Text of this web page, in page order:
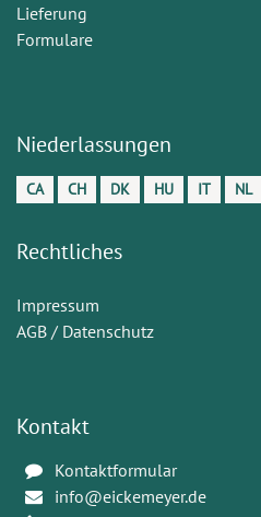
Lieferung
Formulare
Niederlassungen
CA CH DK HU IT NL
Rechtliches
Impressum
AGB / Datenschutz
Kontakt
Kontaktformular
info@eickemeyer.de